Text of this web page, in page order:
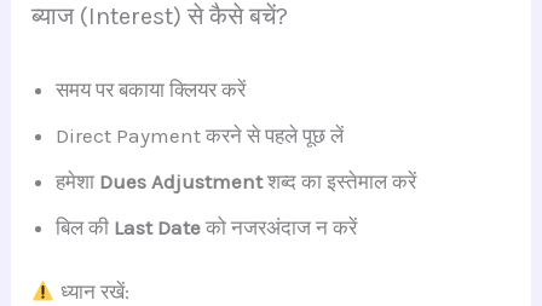
ब्याज (Interest) से कैसे बचें?
समय पर बकाया क्लियर करें
Direct Payment करने से पहले पूछ लें
हमेशा Dues Adjustmentशब्द का इस्तेमाल करें
बिल की Last Date को नजरअंदाज न करें
ध्यान रखें: